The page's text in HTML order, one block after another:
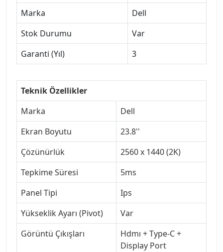
Marka
Dell
Stok Durumu
Var
Garanti (Yıl)
3
Teknik Özellikler
Marka
Dell
Ekran Boyutu
23.8''
Çözünürlük
2560 x 1440 (2K)
Tepkime Süresi
5ms
Panel Tipi
Ips
Yükseklik Ayarı (Pivot)
Var
Görüntü Çıkışları
Hdmı + Type-C +
Display Port